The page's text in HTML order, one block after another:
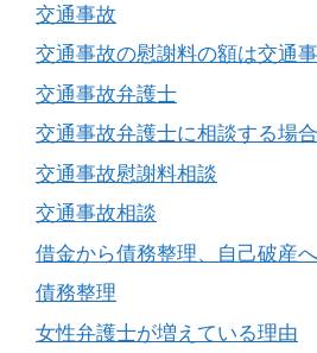
交通事故
交通事故の慰謝料の額は交通
交通事故弁護士
交通事故弁護士に相談する場
交通事故慰謝料相談
交通事故相談
借金から債務整理、自己破産へ
債務整理
女性弁護士が増えている理由